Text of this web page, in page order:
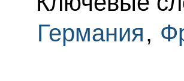
Германия,